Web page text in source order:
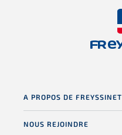
A PROPOS DE FREYSSINET
NOUS REJOINDRE